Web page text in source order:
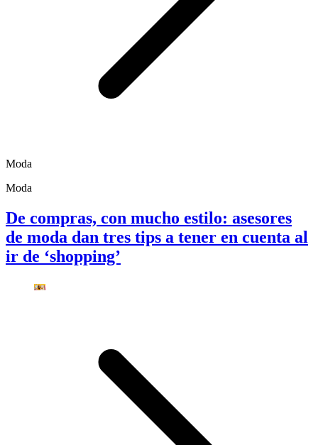
Moda
Moda
De compras, con mucho estilo: asesores
de moda dan tres tips a tener en cuenta al
ir de ‘shopping’